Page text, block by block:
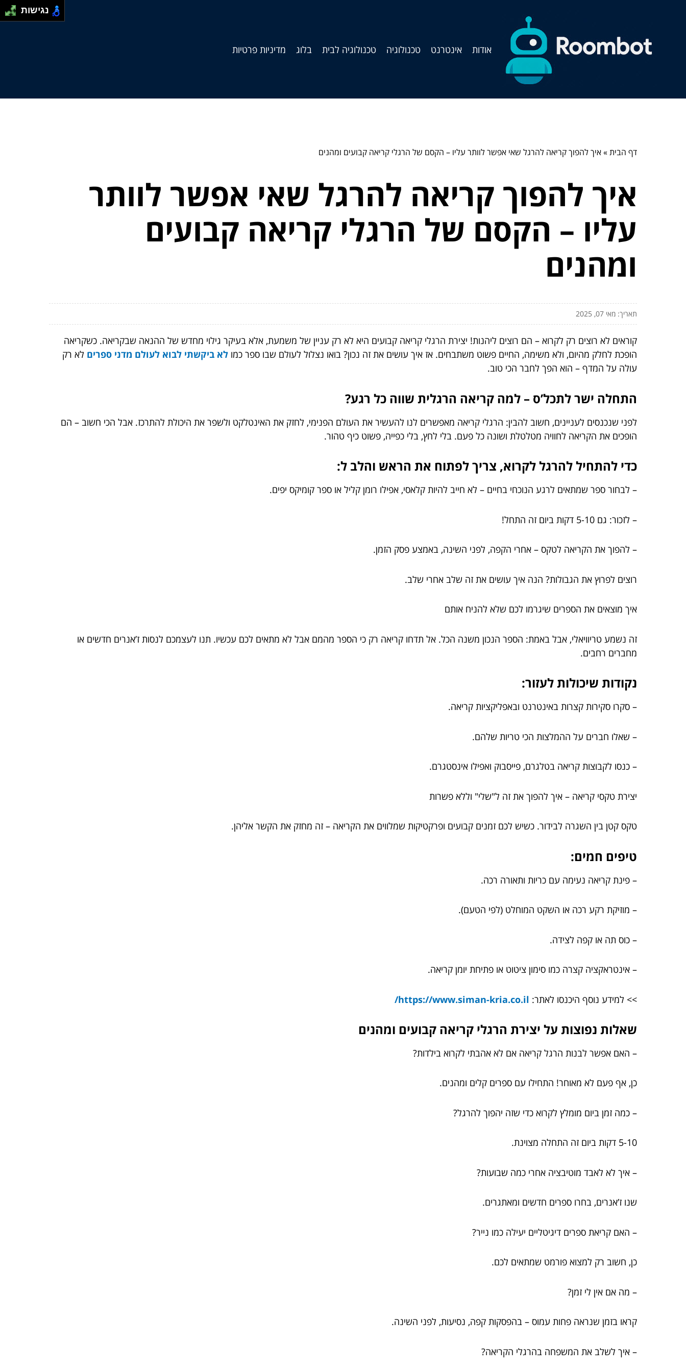
אודות אינטרנט טכנולוגיה טכנולוגיה לבית בלוג מדיניות פרטיות
דף הבית»איך להפוך קריאה להרגל שאי אפשר לוותר עליו – הקסם של הרגלי קריאה קבועים ומהנים
איך להפוך קריאה להרגל שאי אפשר לוותר
עליו – הקסם של הרגלי קריאה קבועים
ומהנים
תאריך: מאי 07, 2025
קוראים לא רוצים רק לקרוא – הם רוצים ליהנות! יצירת הרגלי קריאה קבועים היא לא רק עניין של משמעת, אלא בעיקר גילוי מחדש של ההנאה שבקריאה. כשקריאה
הופכת לחלק מהיום, ולא משימה, החיים פשוט משתבחים. אז איך עושים את זה נכון? בואו נצלול לעולם שבו ספר כמו לא ביקשתי לבוא לעולם מדני ספרים לא רק
עולה על המדף – הוא הפך לחבר הכי טוב.
התחלה ישר לתכל’ס – למה קריאה הרגלית שווה כל רגע?
לפני שנכנסים לעניינים, חשוב להבין: הרגלי קריאה מאפשרים לנו להעשיר את העולם הפנימי, לחזק את האינטלקט ולשפר את היכולת להתרכז. אבל הכי חשוב – הם
הופכים את הקריאה לחוויה מטלטלת ושונה כל פעם. בלי לחץ, בלי כפייה, פשוט כיף טהור.
כדי להתחיל להרגל לקרוא, צריך לפתוח את הראש והלב ל:
– לבחור ספר שמתאים לרגע הנוכחי בחיים – לא חייב להיות קלאסי, אפילו רומן קליל או ספר קומיקס יפים.
– לזכור: גם 5-10 דקות ביום זה התחל!
– להפוך את הקריאה לטקס – אחרי הקפה, לפני השינה, באמצע פסק הזמן.
רוצים לפרוץ את הגבולות? הנה איך עושים את זה שלב אחרי שלב.
איך מוצאים את הספרים שיגרמו לכם שלא להניח אותם
זה נשמע טריוויאלי, אבל באמת: הספר הנכון משנה הכל. אל תדחו קריאה רק כי הספר מהמם אבל לא מתאים לכם עכשיו. תנו לעצמכם לנסות ז’אנרים חדשים או
מחברים רחבים.
נקודות שיכולות לעזור:
– סקרו סקירות קצרות באינטרנט ובאפליקציות קריאה.
– שאלו חברים על ההמלצות הכי טריות שלהם.
– כנסו לקבוצות קריאה בטלגרם, פייסבוק ואפילו אינסטגרם.
יצירת טקסי קריאה – איך להפוך את זה ל"שלי" וללא פשרות
טקס קטן בין השגרה לבידור. כשיש לכם זמנים קבועים ופרקטיקות שמלווים את הקריאה – זה מחזק את הקשר אליהן.
טיפים חמים:
– פינת קריאה נעימה עם כריות ותאורה רכה.
– מוזיקת רקע רכה או השקט המוחלט (לפי הטעם).
– כוס תה או קפה לצידה.
– אינטראקציה קצרה כמו סימון ציטוט או פתיחת יומן קריאה.
>> למידע נוסף היכנסו לאתר: https://www.siman-kria.co.il/
שאלות נפוצות על יצירת הרגלי קריאה קבועים ומהנים
– האם אפשר לבנות הרגל קריאה אם לא אהבתי לקרוא בילדות?
כן, אף פעם לא מאוחר! התחילו עם ספרים קלים ומהנים.
– כמה זמן ביום מומלץ לקרוא כדי שזה יהפוך להרגל?
5-10 דקות ביום זה התחלה מצוינת.
– איך לא לאבד מוטיבציה אחרי כמה שבועות?
שנו ז’אנרים, בחרו ספרים חדשים ומאתגרים.
– האם קריאת ספרים דיגיטליים יעילה כמו נייר?
כן, חשוב רק למצוא פורמט שמתאים לכם.
– מה אם אין לי זמן?
קראו בזמן שנראה פחות עמוס – בהפסקות קפה, נסיעות, לפני השינה.
– איך לשלב את המשפחה בהרגלי הקריאה?
נגישות